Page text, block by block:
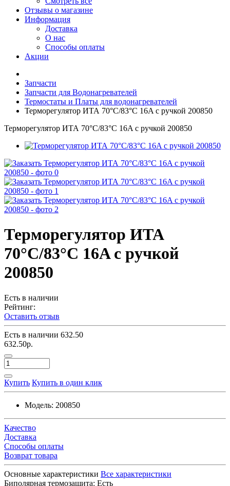
Отзывы о магазине
Информация
Доставка
О нас
Способы оплаты
Акции
Запчасти
Запчасти для Водонагревателей
Термостаты и Платы для водонагревателей
Терморегулятор ИТА 70°C/83°C 16A с ручкой 200850
Терморегулятор ИТА 70°C/83°C 16A с ручкой 200850
Терморегулятор ИТА
70°C/83°C 16A с ручкой
200850
Есть в наличии
Рейтинг:
Оставить отзыв
Есть в наличии 632.50
632.50р.
Купить Купить в один клик
Модель: 200850
Качество
Доставка
Способы оплаты
Возврат товара
Основные характеристики Все характеристики
Биполярная термозащита: Есть